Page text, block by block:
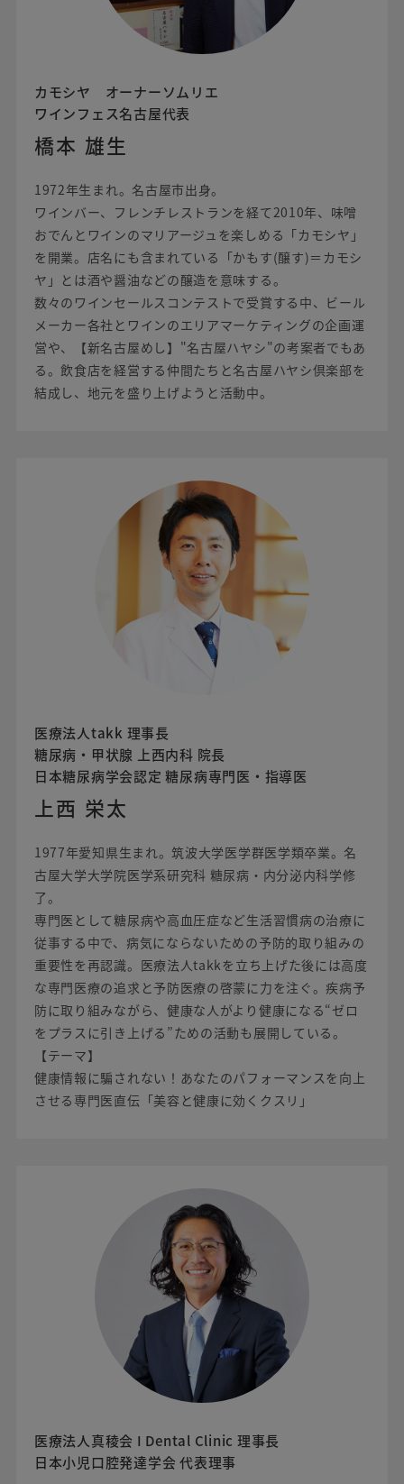
カモシヤ オーナーソムリエ
ワインフェス名古屋代表
橋本 雄生
1972年生まれ。名古屋市出身。
ワインバー、フレンチレストランを経て2010年、味噌
おでんとワインのマリアージュを楽しめる「カモシヤ」
を開業。店名にも含まれている「かもす(醸す)＝カモシ
ヤ」とは酒や醤油などの醸造を意味する。
数々のワインセールスコンテストで受賞する中、ビール
メーカー各社とワインのエリアマーケティングの企画運
営や、【新名古屋めし】"名古屋ハヤシ"の考案者でもあ
る。飲食店を経営する仲間たちと名古屋ハヤシ倶楽部を
結成し、地元を盛り上げようと活動中。
医療法人takk 理事長
糖尿病・甲状腺 上西内科 院長
日本糖尿病学会認定 糖尿病専門医・指導医
上西 栄太
1977年愛知県生まれ。筑波大学医学群医学類卒業。名
古屋大学大学院医学系研究科 糖尿病・内分泌内科学修
了。
専門医として糖尿病や高血圧症など生活習慣病の治療に
従事する中で、病気にならないための予防的取り組みの
重要性を再認識。医療法人takkを立ち上げた後には高度
な専門医療の追求と予防医療の啓蒙に力を注ぐ。疾病予
防に取り組みながら、健康な人がより健康になる“ゼロ
をプラスに引き上げる”ための活動も展開している。
【テーマ】
健康情報に騙されない！あなたのパフォーマンスを向上
させる専門医直伝「美容と健康に効くクスリ」
医療法人真稜会 I Dental Clinic 理事長
日本小児口腔発達学会 代表理事